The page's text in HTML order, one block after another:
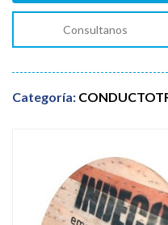
Consultanos
Categoría: